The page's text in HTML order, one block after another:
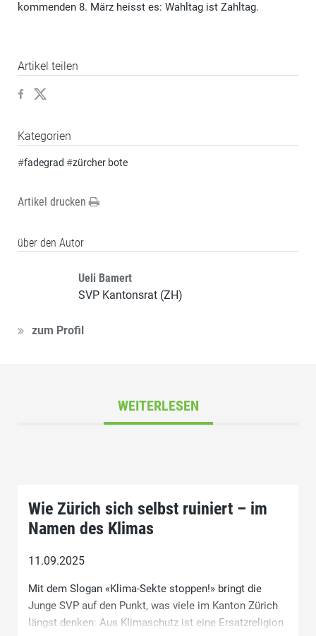
kommenden 8. März heisst es: Wahltag ist Zahltag.
Artikel teilen
Kategorien
#fadegrad #zürcher bote
Artikel drucken
über den Autor
Ueli Bamert
SVP Kantonsrat (ZH)
zum Profil
WEITERLESEN
Wie Zürich sich selbst ruiniert – im
Namen des Klimas
11.09.2025
Mit dem Slogan «Klima-Sekte stoppen!» bringt die
Junge SVP auf den Punkt, was viele im Kanton Zürich
längst denken: Aus Klimaschutz ist eine Ersatzreligion